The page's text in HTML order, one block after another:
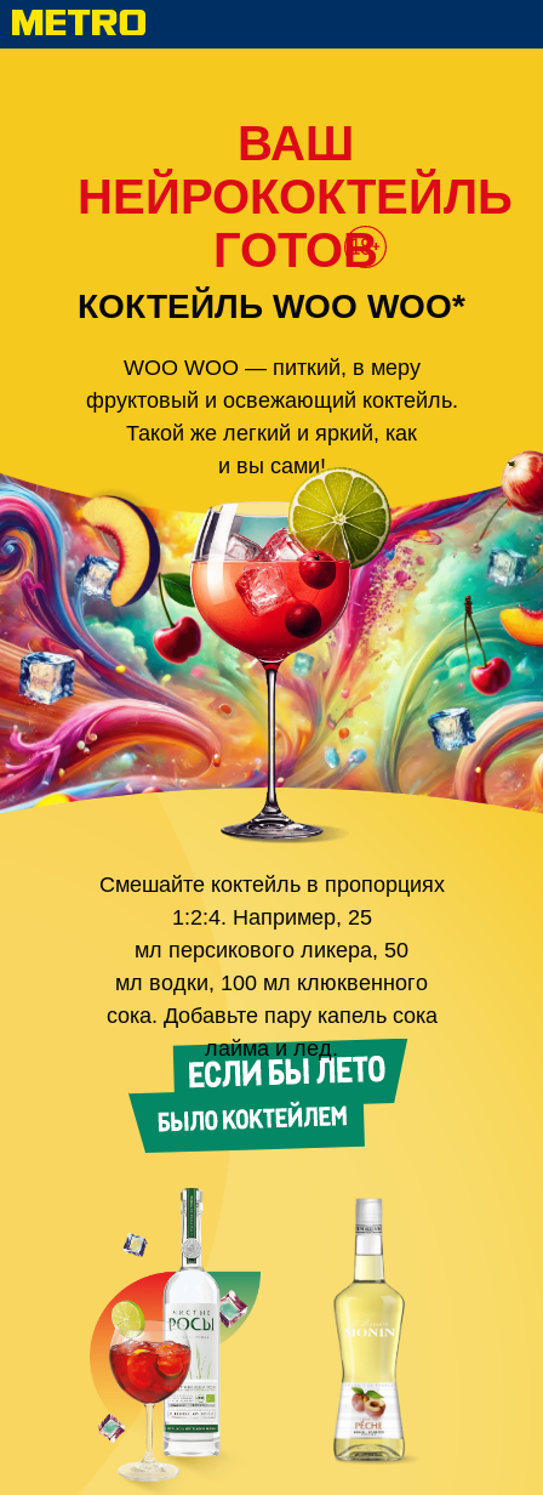
ВАШ
НЕЙРОКОКТЕЙЛЬ
ГОТОВ
КОКТЕЙЛЬ WOO WOO*
WOO WOO — питкий, в меру
фруктовый и освежающий коктейль.
Такой же легкий и яркий, как
и вы сами!
Смешайте коктейль в пропорциях
1:2:4. Например, 25
мл персикового ликера, 50
мл водки, 100 мл клюквенного
сока. Добавьте пару капель сока
лайма и лед.